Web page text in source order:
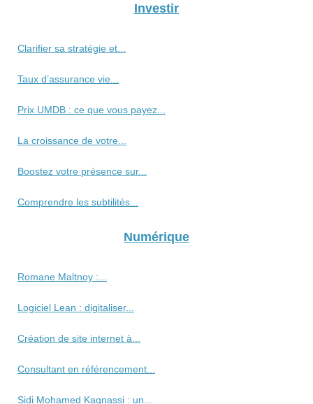
Investir
Clarifier sa stratégie et...
Taux d’assurance vie...
Prix UMDB : ce que vous payez...
La croissance de votre...
Boostez votre présence sur...
Comprendre les subtilités...
Numérique
Romane Maltnoy :...
Logiciel Lean : digitaliser...
Création de site internet à...
Consultant en référencement...
Sidi Mohamed Kagnassi : un...